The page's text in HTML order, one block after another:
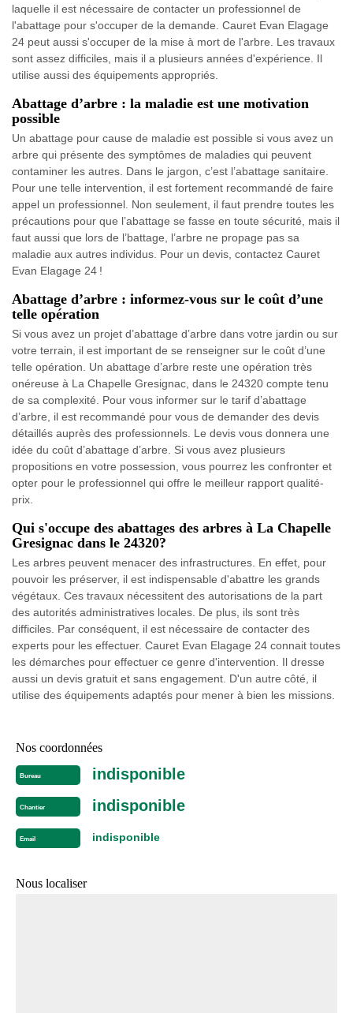
laquelle il est nécessaire de contacter un professionnel de
l'abattage pour s'occuper de la demande. Cauret Evan Elagage
24 peut aussi s'occuper de la mise à mort de l'arbre. Les travaux
sont assez difficiles, mais il a plusieurs années d'expérience. Il
utilise aussi des équipements appropriés.
Abattage d’arbre : la maladie est une motivation
possible
Un abattage pour cause de maladie est possible si vous avez un
arbre qui présente des symptômes de maladies qui peuvent
contaminer les autres. Dans le jargon, c’est l’abattage sanitaire.
Pour une telle intervention, il est fortement recommandé de faire
appel un professionnel. Non seulement, il faut prendre toutes les
précautions pour que l’abattage se fasse en toute sécurité, mais il
faut aussi que lors de l’battage, l’arbre ne propage pas sa
maladie aux autres individus. Pour un devis, contactez Cauret
Evan Elagage 24 !
Abattage d’arbre : informez-vous sur le coût d’une
telle opération
Si vous avez un projet d’abattage d’arbre dans votre jardin ou sur
votre terrain, il est important de se renseigner sur le coût d’une
telle opération. Un abattage d’arbre reste une opération très
onéreuse à La Chapelle Gresignac, dans le 24320 compte tenu
de sa complexité. Pour vous informer sur le tarif d’abattage
d’arbre, il est recommandé pour vous de demander des devis
détaillés auprès des professionnels. Le devis vous donnera une
idée du coût d’abattage d’arbre. Si vous avez plusieurs
propositions en votre possession, vous pourrez les confronter et
opter pour le professionnel qui offre le meilleur rapport qualité-
prix.
Qui s'occupe des abattages des arbres à La Chapelle
Gresignac dans le 24320?
Les arbres peuvent menacer des infrastructures. En effet, pour
pouvoir les préserver, il est indispensable d'abattre les grands
végétaux. Ces travaux nécessitent des autorisations de la part
des autorités administratives locales. De plus, ils sont très
difficiles. Par conséquent, il est nécessaire de contacter des
experts pour les effectuer. Cauret Evan Elagage 24 connait toutes
les démarches pour effectuer ce genre d'intervention. Il dresse
aussi un devis gratuit et sans engagement. D'un autre côté, il
utilise des équipements adaptés pour mener à bien les missions.
Nos coordonnées
Bureau indisponible
Chantier indisponible
Email indisponible
Nous localiser